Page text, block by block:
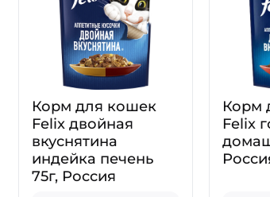
Корм для кошек
Felix двойная
вкуснятина
индейка печень
75г, Россия
Корм
Felix